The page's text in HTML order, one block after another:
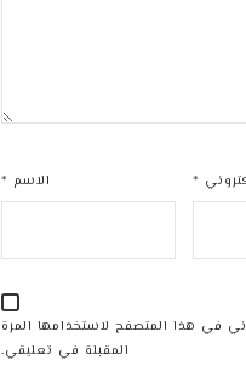
الاسم * *
في هذا المتصفح لاستخدامها المرة
المقبلة في تعليقي.